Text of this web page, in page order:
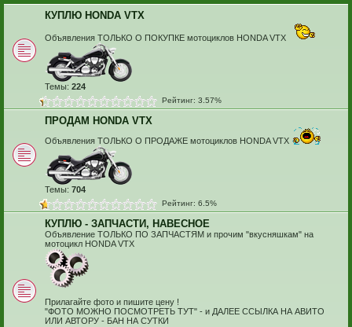
КУПЛЮ HONDA VTX
Объявления ТОЛЬКО О ПОКУПКЕ мотоциклов HONDA VTX
Темы: 224
Рейтинг: 3.57%
ПРОДАМ HONDA VTX
Объявления ТОЛЬКО О ПРОДАЖЕ мотоциклов HONDA VTX
Темы: 704
Рейтинг: 6.5%
КУПЛЮ - ЗАПЧАСТИ, НАВЕСНОЕ
Объявление ТОЛЬКО ПО ЗАПЧАСТЯМ и прочим "вкусняшкам" на
мотоцикл HONDA VTX
Прилагайте фото и пишите цену !
"ФОТО МОЖНО ПОСМОТРЕТЬ ТУТ" - и ДАЛЕЕ ССЫЛКА НА АВИТО
ИЛИ АВТОРУ - БАН НА СУТКИ